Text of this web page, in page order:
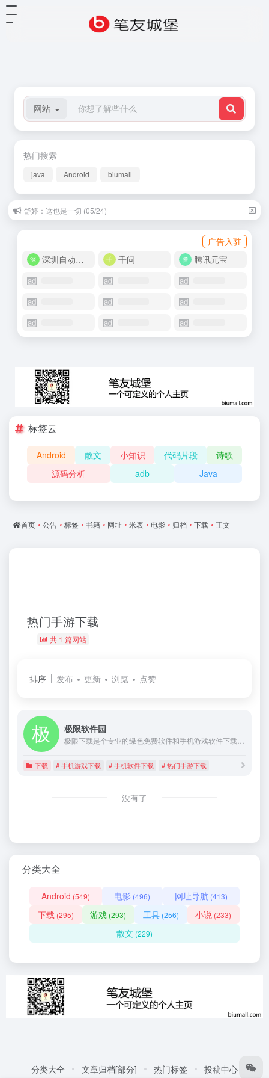
网站
热门搜索
java Android biumall
舒婷：这也是一切 (05/24)
广告入驻
深圳自动化商城
千问 腾讯元宝
标签云
Android 散文 小知识 代码片段
诗歌
源码分析
adb Java
首页 • 公告 • 标签 • 书籍 • 网址 • 米表 • 电影 • 归档 • 下载 • 正文
热门手游下载
共 1 篇网站
排序 发布 更新 浏览 点赞
极限软件园
下载 # 手机游戏下载 # 手机软件下载 # 热门手游下载
没有了
分类大全
Android (549) 电影 (496) 网址导航 (413)
下载 (295) 游戏 (293) 工具(256) 小说 (233)
散文 (229)
分类大全 文章归档[部分] 热门标签 投稿中心